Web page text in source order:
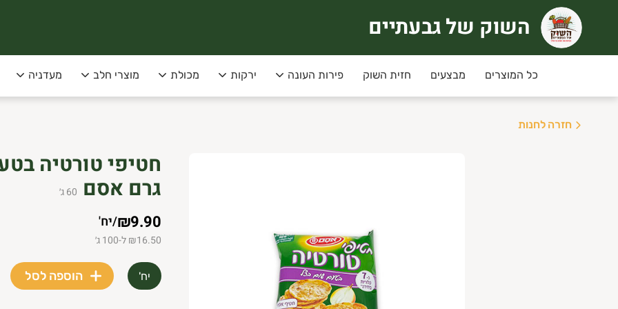
השוק של גבעתיים
ניתן להצטרף/לחדש חברות למועדון באיזור האישי.
השוק של גבעתיים
כל המוצרים מבצעים חזית השוק פירות העונה ירקות מכולת מוצרי חלב מעדניה
חזרה לחנות
גרם אסם 60ג׳
₪9.90
/יח'
₪16.50 ל-100 ג׳
יח' הוספה לסל